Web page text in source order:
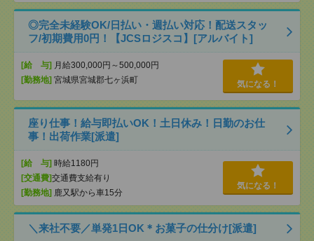
◎完全未経験OK/日払い・週払い対応！配送スタッ
フ/初期費用0円！【JCSロジスコ】[アルバイト]
[給 与] 月給300,000円～500,000円
[勤務地] 宮城県宮城郡七ヶ浜町 気になる！
座り仕事！給与即払いOK！土日休み！日勤のお仕
事！出荷作業[派遣]
[給 与] 時給1180円
[交通費]交通費支給有り
[勤務地] 鹿又駅から車15分
気になる！
＼来社不要／単発1日OK＊お菓子の仕分け[派遣]